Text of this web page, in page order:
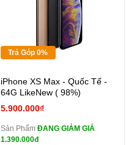
Trả Góp 0%
iPhone XS Max - Quốc Tế -
64G LikeNew ( 98%)
5.900.000₫
Sản Phẩm ĐANG GIẢM GIÁ
1.390.000đ